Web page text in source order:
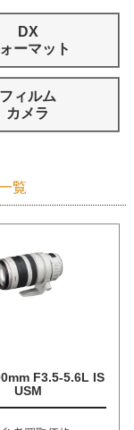
DX
ーマット
フィルム
カメラ
覧
F3.5-5.6L IS
USM